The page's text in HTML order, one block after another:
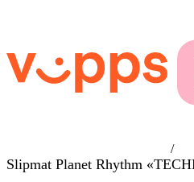
/
Slipmat Planet Rhythm